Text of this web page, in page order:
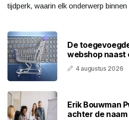
tijdperk, waarin elk onderwerp binnen
De
webshop naast
4 augustus 2026
Erik Bouwman
achter de naam